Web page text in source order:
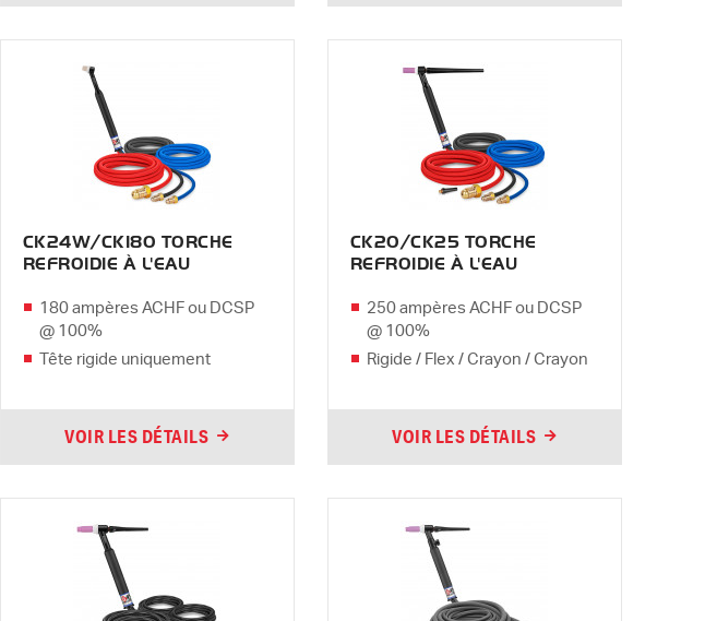
CK24W/CK180 TORCHE
REFROIDIE À L'EAU
180 ampères ACHF ou DCSP
@ 100%
Tête rigide uniquement
VOIR LES DÉTAILS
CK20/CK25 TORCHE
REFROIDIE À L'EAU
250 ampères ACHF ou DCSP
@ 100%
Rigide / Flex / Crayon / Crayon
VOIR LES DÉTAILS